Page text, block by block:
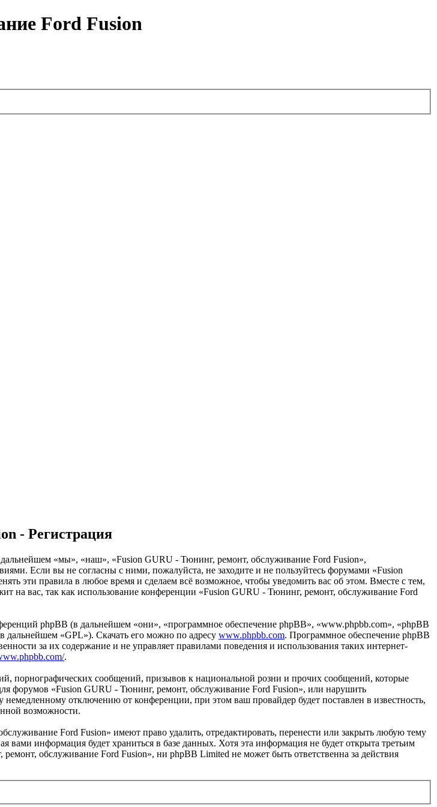
Ford Fusion
- Регистрация
«мы», «наш», «Fusion GURU - Тюнинг, ремонт, обслуживание Ford Fusion»,
Если вы не согласны с ними, пожалуйста, не заходите и не пользуйтесь форумами «Fusion
эти правила в любое время и сделаем всё возможное, чтобы уведомить вас об этом. Вместе с тем,
на вас, так как использование конференции «Fusion GURU - Тюнинг, ремонт, обслуживание Ford
phpBB (в дальнейшем «они», «программное обеспечение phpBB», «www.phpbb.com», «phpBB
дальнейшем «GPL»). Скачать его можно по адресу www.phpbb.com. Программное обеспечение phpBB
за их содержание и не управляет правилами поведения и использования таких интернет-
.
порнографических сообщений, призывов к национальной розни и прочих сообщений, которые
форумов «Fusion GURU - Тюнинг, ремонт, обслуживание Ford Fusion», или нарушить
отключению от конференции, при этом ваш провайдер будет поставлен в известность,
возможности.
Ford Fusion» имеют право удалить, отредактировать, перенести или закрыть любую тему
информация будет храниться в базе данных. Хотя эта информация не будет открыта третьим
обслуживание Ford Fusion», ни phpBB Limited не может быть ответственна за действия